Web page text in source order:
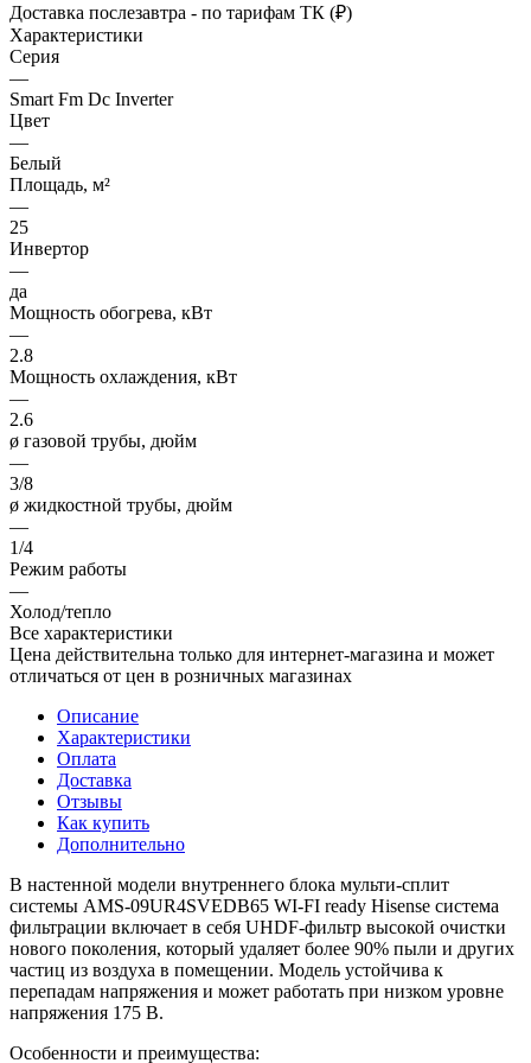
Доставка послезавтра - по тарифам ТК (₽)
Характеристики
Серия
—
Smart Fm Dc Inverter
Цвет
—
Белый
Площадь, м²
—
25
Инвертор
—
да
Мощность обогрева, кВт
—
2.8
Мощность охлаждения, кВт
—
2.6
ø газовой трубы, дюйм
—
3/8
ø жидкостной трубы, дюйм
—
1/4
Режим работы
—
Холод/тепло
Все характеристики
Цена действительна только для интернет-магазина и может
отличаться от цен в розничных магазинах
Описание
Характеристики
Оплата
Доставка
Отзывы
Как купить
Дополнительно
В настенной модели внутреннего блока мульти-сплит
системы AMS-09UR4SVEDB65 WI-FI ready Hisense система
фильтрации включает в себя UHDF-фильтр высокой очистки
нового поколения, который удаляет более 90% пыли и других
частиц из воздуха в помещении. Модель устойчива к
перепадам напряжения и может работать при низком уровне
напряжения 175 В.
Особенности и преимущества: